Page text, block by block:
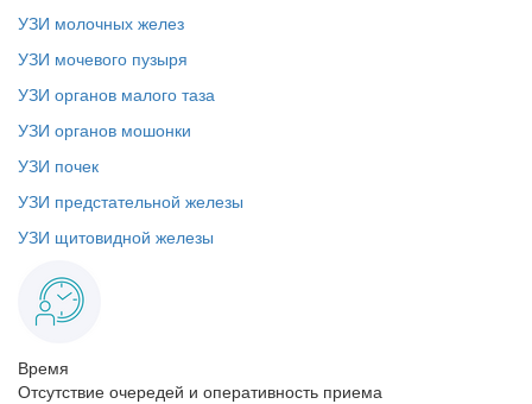
УЗИ молочных желез
УЗИ мочевого пузыря
УЗИ органов малого таза
УЗИ органов мошонки
УЗИ почек
УЗИ предстательной железы
УЗИ щитовидной железы
Время
Отсутствие очередей и оперативность приема